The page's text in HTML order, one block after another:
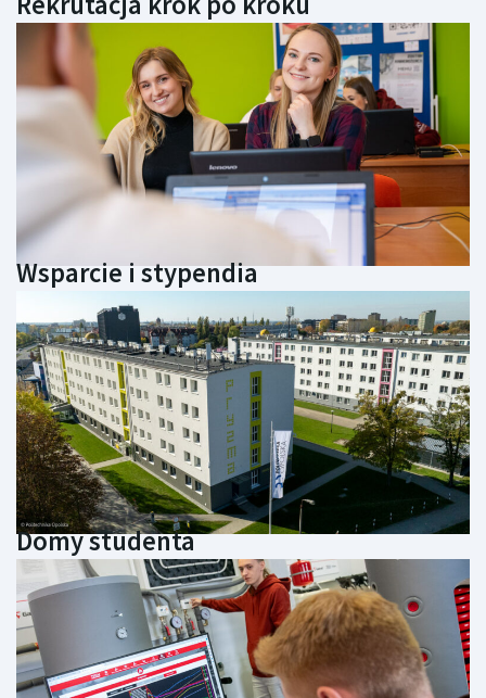
Wsparcie i stypendia
Domy studenta